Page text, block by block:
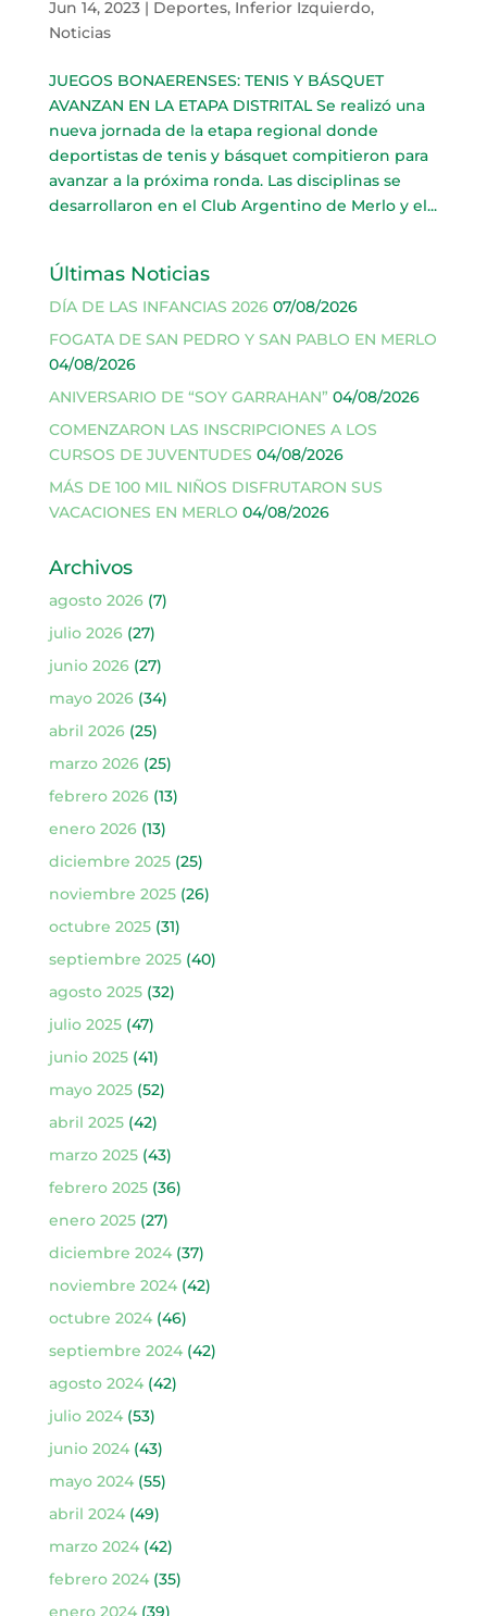
Jun 14, 2023| Deportes, Inferior Izquierdo,
Noticias
JUEGOS BONAERENSES: TENIS Y BÁSQUET
AVANZAN EN LA ETAPA DISTRITAL Se realizó una
nueva jornada de la etapa regional donde
deportistas de tenis y básquet compitieron para
avanzar a la próxima ronda. Las disciplinas se
desarrollaron en el Club Argentino de Merlo y el...
Últimas Noticias
DÍA DE LAS INFANCIAS 2026 07/08/2026
FOGATA DE SAN PEDRO Y SAN PABLO EN MERLO
04/08/2026
ANIVERSARIO DE “SOY GARRAHAN” 04/08/2026
COMENZARON LAS INSCRIPCIONES A LOS
CURSOS DE JUVENTUDES 04/08/2026
MÁS DE 100 MIL NIÑOS DISFRUTARON SUS
VACACIONES EN MERLO 04/08/2026
Archivos
agosto 2026(7)
julio 2026(27)
junio 2026(27)
mayo 2026(34)
abril 2026(25)
marzo 2026(25)
febrero 2026(13)
enero 2026(13)
diciembre 2025(25)
noviembre 2025(26)
octubre 2025(31)
septiembre 2025(40)
agosto 2025(32)
julio 2025(47)
junio 2025(41)
mayo 2025(52)
abril 2025(42)
marzo 2025(43)
febrero 2025(36)
enero 2025(27)
diciembre 2024(37)
noviembre 2024(42)
octubre 2024(46)
septiembre 2024(42)
agosto 2024(42)
julio 2024(53)
junio 2024(43)
mayo 2024(55)
abril 2024(49)
marzo 2024(42)
febrero 2024(35)
enero 2024(39)